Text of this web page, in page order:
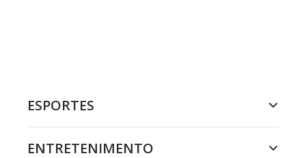
ESPORTES
ENTRETENIMENTO